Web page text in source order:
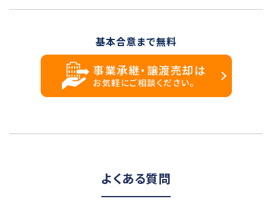
基本合意まで無料
事業承継・譲渡売却は
お気軽にご相談ください。
よくある質問